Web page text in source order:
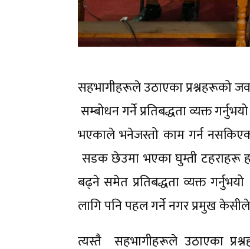
सहभागीहरूले उठाएका प्रश्नहरूको
सम्बोधन गर्ने प्रतिबद्धता व्यक्त
भएकाले भनेजस्तो काम गर्न
सडक छेउमा भएका घुम्ती टहराहरू
बढ्ने समेत प्रतिबद्धता व्यक्त
लागि पनि पहल गर्ने नगर प्रमुख केसीले
त्यस्तै सहभागीहरूले उठाएका